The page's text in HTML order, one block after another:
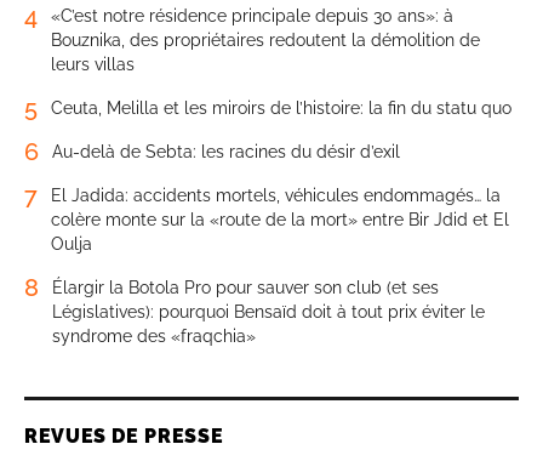
4
«C’est notre résidence principale depuis 30 ans»: à
Bouznika, des propriétaires redoutent la démolition de
leurs villas
5 Ceuta, Melilla et les miroirs de l’histoire: la fin du statu quo
6 Au-delà de Sebta: les racines du désir d’exil
7
El Jadida: accidents mortels, véhicules endommagés… la
colère monte sur la «route de la mort» entre Bir Jdid et El
Oulja
8
Élargir la Botola Pro pour sauver son club (et ses
Législatives): pourquoi Bensaïd doit à tout prix éviter le
syndrome des «fraqchia»
REVUES DE PRESSE